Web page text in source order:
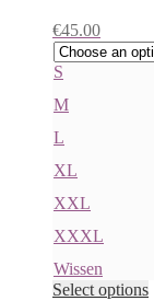
€45.00
S
M
L
XL
XXL
XXXL
Wissen
Select options